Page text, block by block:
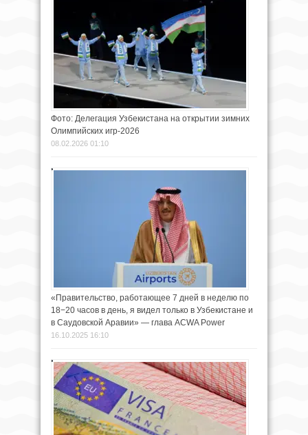
Фото: Делегация Узбекистана на открытии зимних
Олимпийских игр-2026
08.02.2026 01:10
«Правительство, работающее 7 дней в неделю по
18−20 часов в день, я видел только в Узбекистане и
в Саудовской Аравии» — глава ACWA Power
16.10.2025 16:10